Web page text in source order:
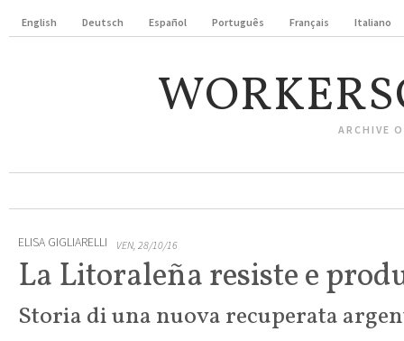
English Deutsch Español Português Français Italiano
ARCHIVE
ELISA GIGLIARELLI VEN, 28/10/16
La Litoraleña resiste e
Storia di una nuova recuperata